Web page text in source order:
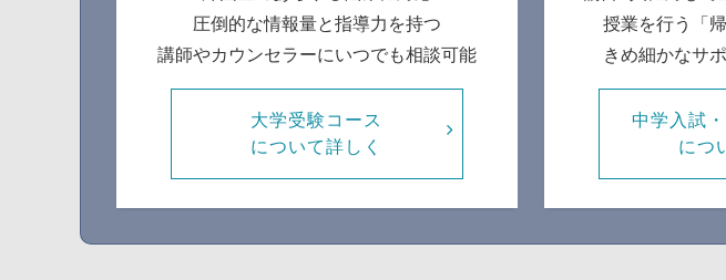
圧倒的な情報量と指導力を持つ
講師やカウンセラーにいつでも相談可能
大学受験コース
について詳しく
授業を行う「
きめ細かなサ
中学入試
につ